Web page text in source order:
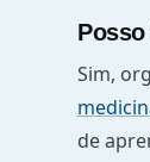
Sim,
de